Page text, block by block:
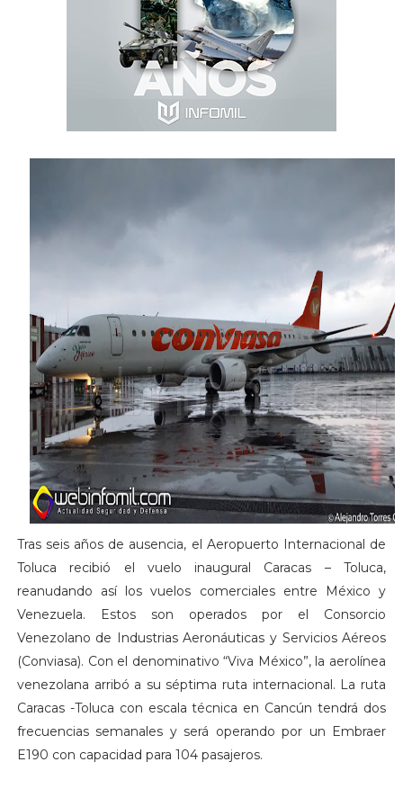
Tras seis años de ausencia, el Aeropuerto Internacional de
Toluca recibió el vuelo inaugural Caracas – Toluca,
reanudando así los vuelos comerciales entre México y
Venezuela. Estos son operados por el Consorcio
Venezolano de Industrias Aeronáuticas y Servicios Aéreos
(Conviasa). Con el denominativo “Viva México”, la aerolínea
venezolana arribó a su séptima ruta internacional. La ruta
Caracas -Toluca con escala técnica en Cancún tendrá dos
frecuencias semanales y será operando por un Embraer
E190 con capacidad para 104 pasajeros.